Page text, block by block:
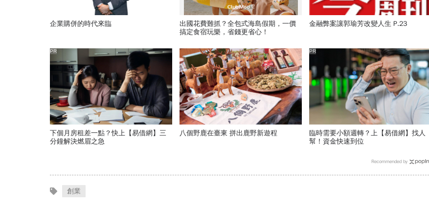
企業購併的時代來臨
出國花費難抓？全包式海島假期，一價
搞定食宿玩樂，省錢更省心！
金融弊案讓郭瑜芳改變人生 P.23
下個月房租差一點？快上【易借網】三
分鐘解決燃眉之急
PR
八個野鹿在臺東 拼出鹿野新遊程
臨時需要小額週轉？上【易借網】找人
幫！資金快速到位
PR
Recommended by
創業